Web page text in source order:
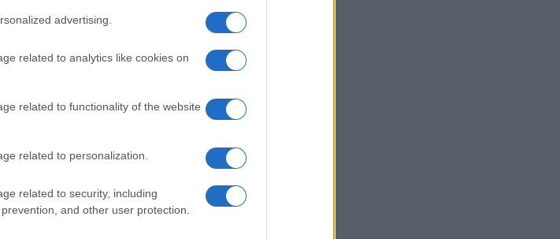
advertising.
related to analytics like cookies on
related to functionality of the website
related to personalization.
related to security, including
and other user protection.
po cienkim
elektryfikacja to